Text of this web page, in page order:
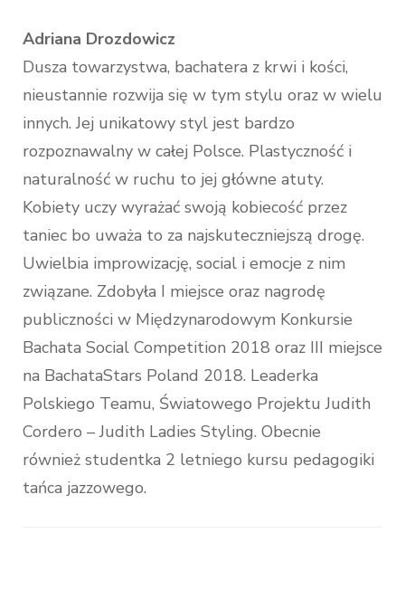
Adriana Drozdowicz
Dusza towarzystwa, bachatera z krwi i kości,
nieustannie rozwija się w tym stylu oraz w wielu
innych. Jej unikatowy styl jest bardzo
rozpoznawalny w całej Polsce. Plastyczność i
naturalność w ruchu to jej główne atuty.
Kobiety uczy wyrażać swoją kobiecość przez
taniec bo uważa to za najskuteczniejszą drogę.
Uwielbia improwizację, social i emocje z nim
związane. Zdobyła I miejsce oraz nagrodę
publiczności w Międzynarodowym Konkursie
Bachata Social Competition 2018 oraz III miejsce
na BachataStars Poland 2018. Leaderka
Polskiego Teamu, Światowego Projektu Judith
Cordero – Judith Ladies Styling. Obecnie
również studentka 2 letniego kursu pedagogiki
tańca jazzowego.